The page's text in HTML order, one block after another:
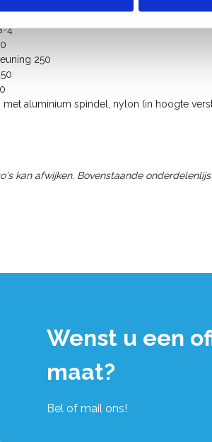
7
4
250
aluminium spindel, nylon (in hoogte
kan afwijken. Bovenstaande
Wenst u een
maat?
Bel of mail ons!